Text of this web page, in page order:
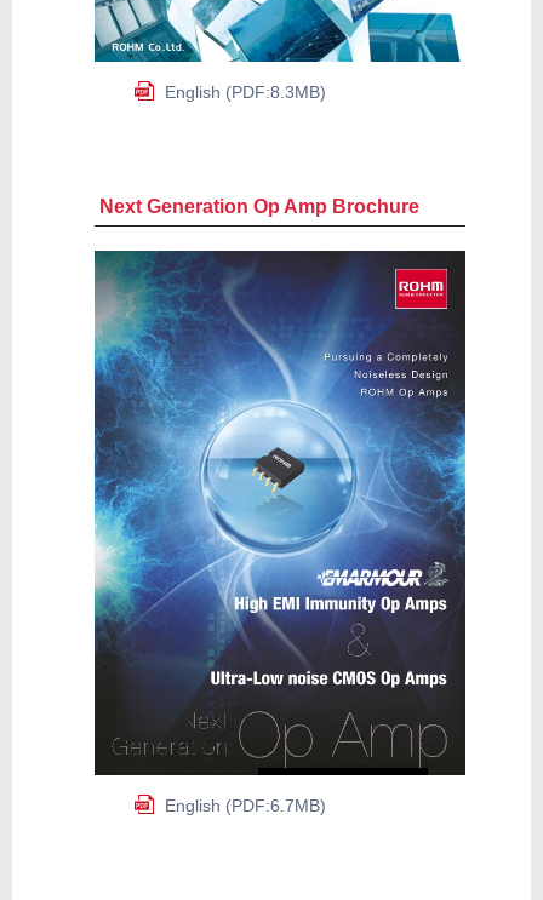
English (PDF:8.3MB)
Next Generation Op Amp Brochure
English (PDF:6.7MB)